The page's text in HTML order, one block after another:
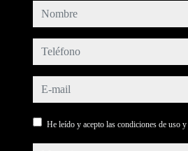
nombre
teléfono
e-mail
He leído y acepto las condiciones de uso y